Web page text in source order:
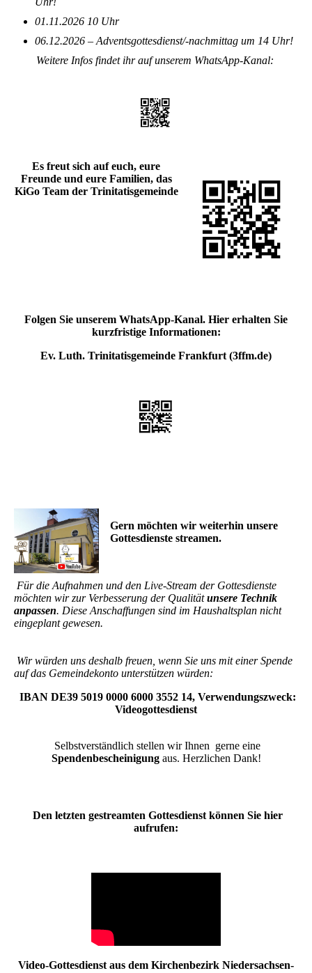
01.11.2026 10 Uhr
06.12.2026 – Adventsgottesdienst/-nachmittag um 14 Uhr!
Weitere Infos findet ihr auf unserem WhatsApp-Kanal:
Es freut sich auf euch, eure
Freunde und eure Familien, das
KiGo Team der Trinitatisgemeinde
Folgen Sie unserem WhatsApp-Kanal. Hier erhalten Sie
kurzfristige Informationen:
Ev. Luth. Trinitatisgemeinde Frankfurt (3ffm.de)
Gern möchten wir weiterhin unsere
Gottesdienste streamen.
Für die Aufnahmen und den Live-Stream der Gottesdienste
möchten wir zur Verbesserung der Qualitätunsere Technik
anpassen. Diese Anschaffungen sind im Haushaltsplan nicht
eingeplant gewesen.
Wir würden uns deshalb freuen, wenn Sie uns mit einer Spende
auf das Gemeindekonto unterstützen würden:
IBAN DE39 5019 0000 6000 3552 14, Verwendungszweck:
Videogottesdienst
Selbstverständlich stellen wir Ihnen gerne eine
Spendenbescheinigungaus. Herzlichen Dank!
Den letzten gestreamten Gottesdienst können Sie hier
aufrufen:
Video-Gottesdienst aus dem Kirchenbezirk Niedersachsen-